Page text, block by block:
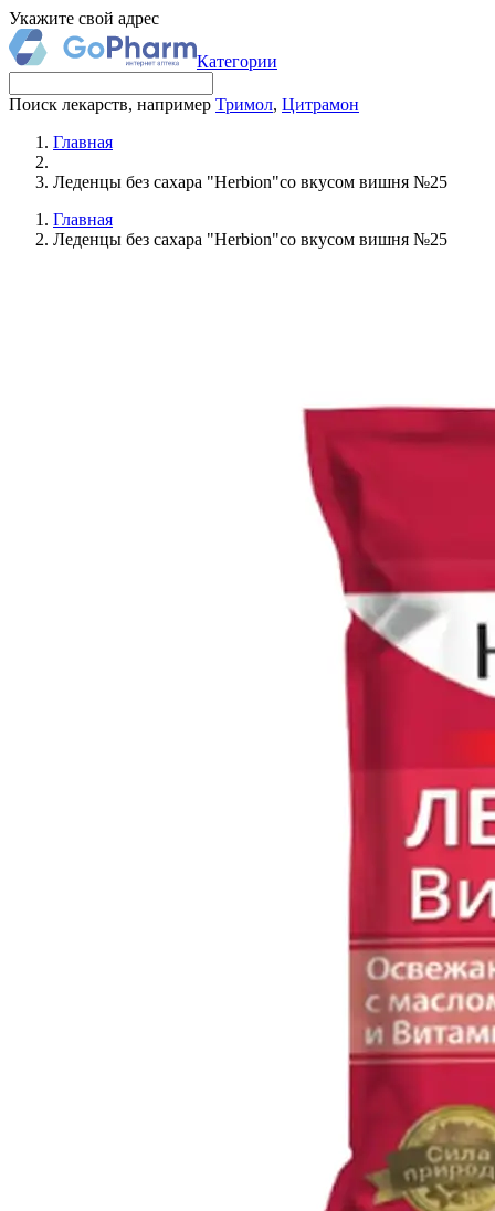
Укажите свой адрес
Категории
Поиск лекарств, например Тримол, Цитрамон
Главная
Леденцы без сахара "Herbion"со вкусом вишня №25
Главная
Леденцы без сахара "Herbion"со вкусом вишня №25